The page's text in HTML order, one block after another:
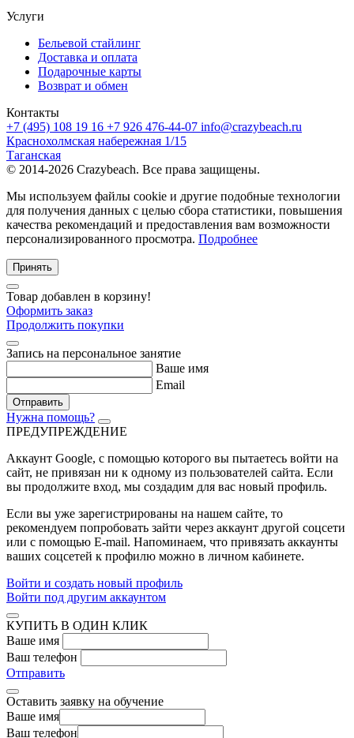
Услуги
Бельевой стайлинг
Доставка и оплата
Подарочные карты
Возврат и обмен
Контакты
+7 (495) 108 19 16 +7 926 476-44-07 info@crazybeach.ru
Краснохолмская набережная 1/15
Таганская
© 2014-2026 Crazybeach. Все права защищены.
Мы используем файлы cookie и другие подобные технологии
для получения данных с целью сбора статистики, повышения
качества рекомендаций и предоставления вам возможности
персонализированного просмотра. Подробнее
Принять
Товар добавлен в корзину!
Оформить заказ
Продолжить покупки
Запись на персональное занятие
Ваше имя
Email
Отправить
Нужна помощь?
ПРЕДУПРЕЖДЕНИЕ
Аккаунт Google, с помощью которого вы пытаетесь войти на
сайт, не привязан ни к одному из пользователей сайта. Если
вы продолжите вход, мы создадим для вас новый профиль.
Если вы уже зарегистрированы на нашем сайте, то
рекомендуем попробовать зайти через аккаунт другой соцсети
или с помощью E-mail. Напоминаем, что привязать аккаунты
ваших соцсетей к профилю можно в личном кабинете.
Войти и создать новый профиль
Войти под другим аккаунтом
КУПИТЬ В ОДИН КЛИК
Ваше имя
Ваш телефон
Отправить
Оставить заявку на обучение
Ваше имя
Ваш телефон